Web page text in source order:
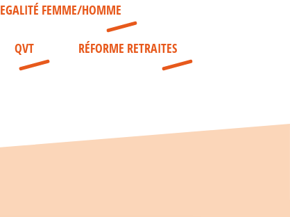
EGALITÉ FEMME/HOMME
QVT RÉFORME RETRAITES